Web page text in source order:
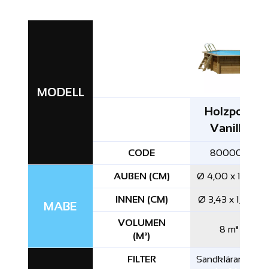
MODELL
Holzpool
Vanille
CODE 800002
MAΒE
AUΒEN (CM) Ø 4,00 x 1,19 m
INNEN (CM) Ø 3,43 x 1,16 m
VOLUMEN
(M³)
8 m³
FILTER
Sandkläranlage